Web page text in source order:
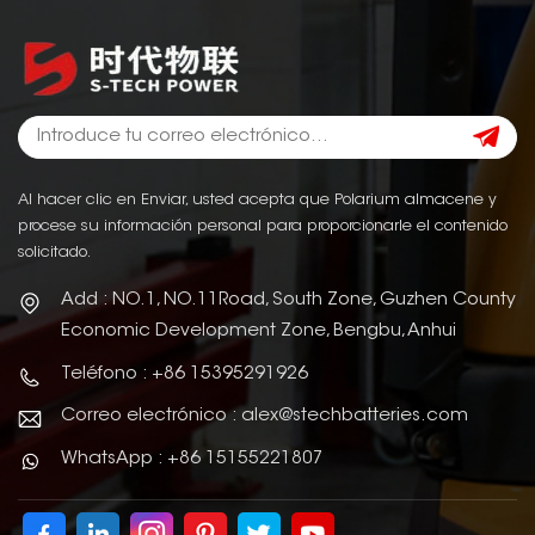
Al hacer clic en Enviar, usted acepta que Polarium almacene y
procese su información personal para proporcionarle el contenido
solicitado.
Add : NO.1, NO.11Road, South Zone, Guzhen County
Economic Development Zone, Bengbu, Anhui
Teléfono : +86 15395291926
Correo electrónico : alex@stechbatteries.com
WhatsApp : +86 15155221807